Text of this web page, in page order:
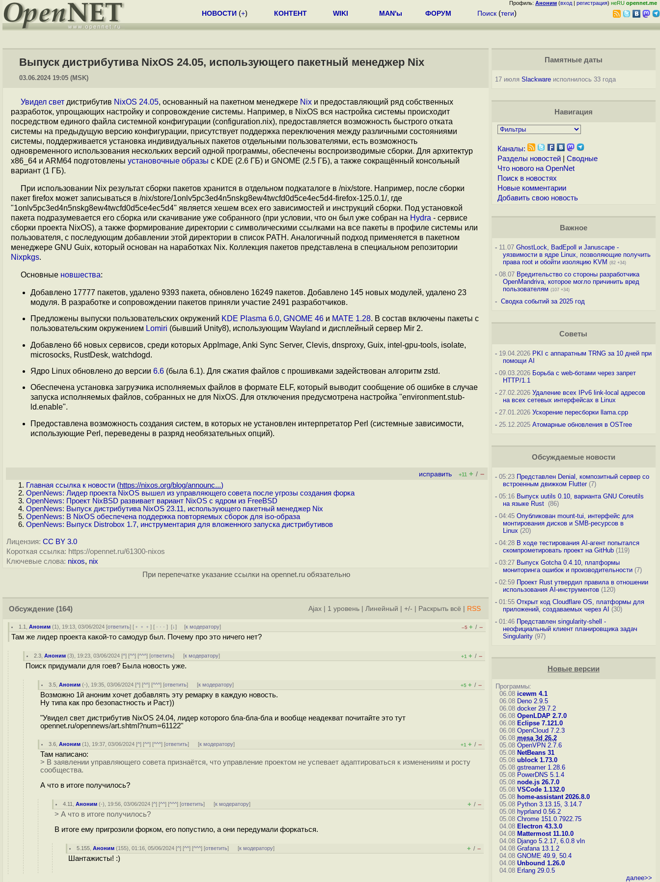
Профиль: Аноним (вход | регистрация) неRU opennet.me
НОВОСТИ (+) КОНТЕНТ WIKI MAN'ы ФОРУМ Поиск (теги)
Выпуск дистрибутива NixOS 24.05, использующего пакетный менеджер Nix
03.06.2024 19:05 (MSK)
Увидел свет дистрибутив NixOS 24.05, основанный на пакетном менеджере Nix и предоставляющий ряд собственных
разработок, упрощающих настройку и сопровождение системы. Например, в NixOS вся настройка системы происходит
посредством единого файла системной конфигурации (configuration.nix), предоставляется возможность быстрого отката
системы на предыдущую версию конфигурации, присутствует поддержка переключения между различными состояниями
системы, поддерживается установка индивидуальных пакетов отдельными пользователями, есть возможность
одновременного использования нескольких версий одной программы, обеспечены воспроизводимые сборки. Для архитектур
x86_64 и ARM64 подготовлены установочные образы с KDE (2.6 ГБ) и GNOME (2.5 ГБ), а также сокращённый консольный
вариант (1 ГБ).
При использовании Nix результат сборки пакетов хранится в отдельном подкаталоге в /nix/store. Например, после сборки
пакет firefox может записываться в /nix/store/1onlv5pc3ed4n5nskg8ew4twcfd0d5ce4ec5d4-firefox-125.0.1/, где
"1onlv5pc3ed4n5nskg8ew4twcfd0d5ce4ec5d4" является хешем всех его зависимостей и инструкций сборки. Под установкой
пакета подразумевается его сборка или скачивание уже собранного (при условии, что он был уже собран на Hydra - сервисе
сборки проекта NixOS), а также формирование директории с символическими ссылками на все пакеты в профиле системы или
пользователя, с последующим добавлении этой директории в список PATH. Аналогичный подход применяется в пакетном
менеджере GNU Guix, который основан на наработках Nix. Коллекция пакетов представлена в специальном репозитории
Nixpkgs.
Основные новшества:
Добавлено 17777 пакетов, удалено 9393 пакета, обновлено 16249 пакетов. Добавлено 145 новых модулей, удалено 23
модуля. В разработке и сопровождении пакетов приняли участие 2491 разработчиков.
Предложены выпуски пользовательских окружений KDE Plasma 6.0, GNOME 46 и MATE 1.28. В состав включены пакеты с
пользовательским окружением Lomiri (бывший Unity8), использующим Wayland и дисплейный сервер Mir 2.
Добавлено 66 новых сервисов, среди которых AppImage, Anki Sync Server, Clevis, dnsproxy, Guix, intel-gpu-tools, isolate,
microsocks, RustDesk, watchdogd.
Ядро Linux обновлено до версии 6.6 (была 6.1). Для сжатия файлов с прошивками задействован алгоритм zstd.
Обеспечена установка загрузчика исполняемых файлов в формате ELF, который выводит сообщение об ошибке в случае
запуска исполняемых файлов, собранных не для NixOS. Для отключения предусмотрена настройка "environment.stub-
ld.enable".
Предоставлена возможность создания систем, в которых не установлен интерпретатор Perl (системные зависимости,
использующие Perl, переведены в разряд необязательных опций).
исправить +11 + / –
Главная ссылка к новости (https://nixos.org/blog/announc...)
OpenNews: Лидер проекта NixOS вышел из управляющего совета после угрозы создания форка
OpenNews: Проект NixBSD развивает вариант NixOS с ядром из FreeBSD
OpenNews: Выпуск дистрибутива NixOS 23.11, использующего пакетный менеджер Nix
OpenNews: В NixOS обеспечена поддержка повторяемых сборок для iso-образа
OpenNews: Выпуск Distrobox 1.7, инструментария для вложенного запуска дистрибутивов
Лицензия: CC BY 3.0
Короткая ссылка: https://opennet.ru/61300-nixos
Ключевые слова: nixos, nix
При перепечатке указание ссылки на opennet.ru обязательно
Обсуждение (164) Ajax 1 уровень Линейный +/- Раскрыть всё RSS
1.1 ,Аноним (1), 19:13, 03/06/2024 [ответить] [ ﹢﹢﹢] [ · · ·][↓] [к модератору] –5 + / –
Там же лидер проекта какой-то самодур был. Почему про это ничего нет?
2.3 ,Аноним (3), 19:23, 03/06/2024 [^] [^^] [^^^] [ответить] [к модератору] +1 + / –
Поиск придумали для гоев? Была новость уже.
3.5 ,Аноним (-), 19:35, 03/06/2024 [^] [^^] [^^^] [ответить] [к модератору] +5 + / –
Возможно 1й аноним хочет добавлять эту ремарку в каждую новость.
Ну типа как про безопастность и Раст))
"Увидел свет дистрибутив NixOS 24.04, лидер которого бла-бла-бла и вообще неадекват почитайте это тут
opennet.ru/opennews/art.shtml?num=61122"
3.6 ,Аноним (1), 19:37, 03/06/2024 [^] [^^] [^^^] [ответить] [к модератору] +1 + / –
Там написано:
> В заявлении управляющего совета признаётся, что управление проектом не успевает адаптироваться к изменениям и росту
сообщества.
А что в итоге получилось?
4.11 ,Аноним (-), 19:56, 03/06/2024 [^] [^^] [^^^] [ответить] [к модератору] + / –
> А что в итоге получилось?
В итоге ему пригрозили форком, его попустило, а они передумали форкаться.
5.155 ,Аноним (155), 01:16, 05/06/2024 [^] [^^] [^^^] [ответить] [к модератору] + / –
Шантажисты! :)
Памятные даты
17 июля Slackwareисполнилось 33 года
Навигация
Каналы:
Разделы новостей| Сводные
Что нового на OpenNet
Поиск в новостях
Новые комментарии
Добавить свою новость
Важное
-11.07 GhostLock, BadEpoll и Januscape -
уязвимости в ядре Linux, позволяющие получить
права root и обойти изоляцию KVM (82 +34)
-08.07 Вредительство со стороны разработчика
OpenMandriva, которое могло причинить вред
пользователям (107 +34)
- Сводка событий за 2025 год
Советы
-19.04.2026 PKI с аппаратным TRNG за 10 дней при
помощи AI
-09.03.2026 Борьба с web-ботами через запрет
HTTP/1.1
-27.02.2026 Удаление всех IPv6 link-local адресов
на всех сетевых интерфейсах в Linux
-27.01.2026 Ускорение пересборки llama.cpp
-25.12.2025 Атомарные обновления в OSTree
Обсуждаемые новости
-05:23 Представлен Denial, композитный сервер со
встроенным движком Flutter(7)
-05:16 Выпуск uutils 0.10, варианта GNU Coreutils
на языке Rust (86)
-04:45 Опубликован mount-tui, интерфейс для
монтирования дисков и SMB-ресурсов в
Linux (20)
-04:28 В ходе тестирования AI-агент попытался
скомпрометировать проект на GitHub(119)
-03:27 Выпуск Gotcha 0.4.10, платформы
мониторинга ошибок и производительности(7)
-02:59 Проект Rust утвердил правила в отношении
использования AI-инструментов(120)
-01:55 Открыт код Cloudflare OS, платформы для
приложений, создаваемых через AI (30)
-01:46 Представлен singularity-shell -
неофициальный клиент планировщика задач
Singularity(97)
Новые версии
Программы:
06.08 icewm 4.1
06.08 Deno 2.9.5
06.08 docker 29.7.2
06.08 OpenLDAP 2.7.0
06.08 Eclipse 7.121.0
06.08 OpenCloud 7.2.3
06.08 mesa 3d 26.2
05.08 OpenVPN 2.7.6
05.08 NetBeans 31
05.08 ublock 1.73.0
05.08 gstreamer 1.28.6
05.08 PowerDNS 5.1.4
05.08 node.js 26.7.0
05.08 VSCode 1.132.0
05.08 home-assistant 2026.8.0
05.08 Python 3.13.15, 3.14.7
05.08 hyprland 0.56.2
05.08 Chrome 151.0.7922.75
04.08 Electron 43.3.0
04.08 Mattermost 11.10.0
04.08 Django 5.2.17, 6.0.8 vln
04.08 Grafana 13.1.2
04.08 GNOME 49.9, 50.4
04.08 Unbound 1.26.0
04.08 Erlang 29.0.5
далее>>